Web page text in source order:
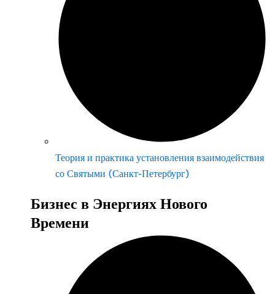
Теория и практика установления взаимодействия
со Святыми (Санкт-Петербург)
Бизнес в Энергиях Нового
Времени